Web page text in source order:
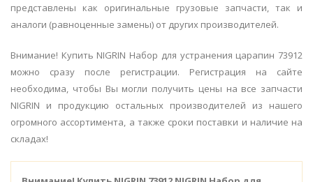
представлены как оригинальные грузовые запчасти, так и
аналоги (равноценные замены) от других производителей.
Внимание! Купить NIGRIN Набор для устранения царапин 73912
можно сразу после регистрации. Регистрация на сайте
необходима, чтобы Вы могли получить цены на все запчасти
NIGRIN и продукцию остальных производителей из нашего
огромного ассортимента, а также сроки поставки и наличие на
складах!